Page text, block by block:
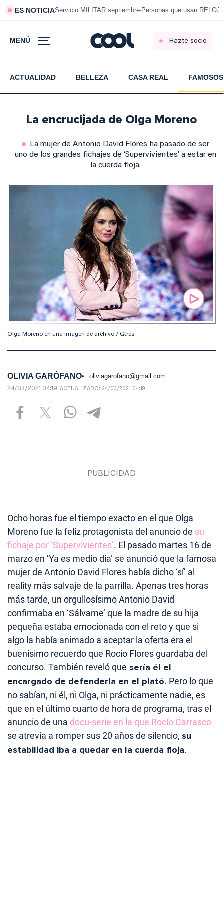
ES NOTICIAServicio MILITAR septiembre Personas que usan RELOJ
MENÚ Hazte socio
ACTUALIDAD BELLEZA CASA REAL FAMOSOS
La encrucijada de Olga Moreno
La mujer de Antonio David Flores ha pasado de ser
uno de los grandes fichajes de ‘Supervivientes’ a estar en
la cuerda floja.
Olga Moreno en una imagen de archivo / Gtres
OLIVIA GARÓFANO oliviagarofano@gmail.com
24/03/2021 04:19 ACTUALIZADO: 24/03/2021 04:19
Ocho horas fue el tiempo exacto en el que Olga
Moreno fue la feliz protagonista del anuncio de su
fichaje por ‘Supervivientes’. El pasado martes 16 de
marzo en ‘Ya es medio día’ se anunció que la famosa
mujer de Antonio David Flores había dicho ‘sí’ al
reality más salvaje de la parrilla. Apenas tres horas
más tarde, un orgullosísimo Antonio David
confirmaba en ‘Sálvame’ que la madre de su hija
pequeña estaba emocionada con el reto y que si
algo la había animado a aceptar la oferta era el
buenísimo recuerdo que Rocío Flores guardaba del
concurso. También reveló que sería él el
encargado de defenderla en el plató. Pero lo que
no sabían, ni él, ni Olga, ni prácticamente nadie, es
que en el último cuarto de hora de programa, tras el
anuncio de una docu-serie en la que Rocío Carrasco
se atrevía a romper sus 20 años de silencio, su
estabilidad iba a quedar en la cuerda floja.